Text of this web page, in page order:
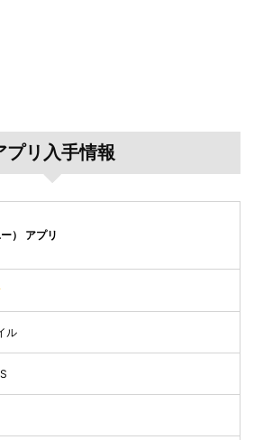
プリ入手情報
） アプリ
ル